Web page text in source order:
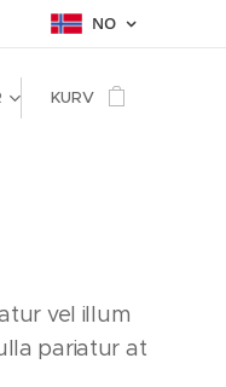
NO
KURV
vel illum
pariatur at